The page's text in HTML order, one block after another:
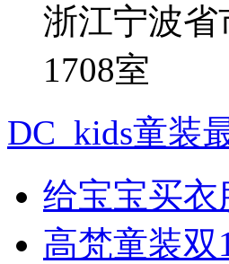
浙江宁波省
1708室
DC_kids童装
给宝宝买
高梵童装